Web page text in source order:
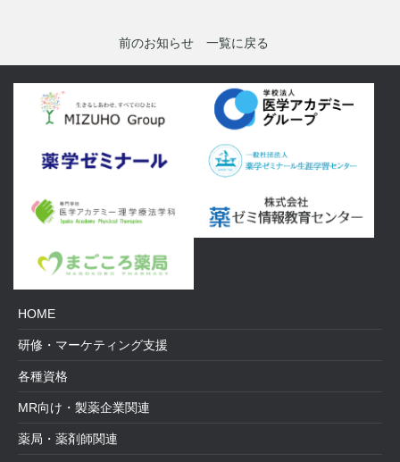
前のお知らせ 一覧に戻る
HOME
研修・マーケティング支援
各種資格
MR向け・製薬企業関連
薬局・薬剤師関連